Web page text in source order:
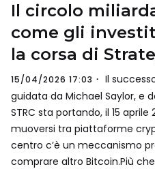
Il circolo
come gli
la corsa di
15/04/2026 17:03
Il
guidata da Michael Saylor, e
STRC sta portando, il 15
muoversi tra piattaforme
centro c’è un meccanismo
comprare altro Bitcoin.Più